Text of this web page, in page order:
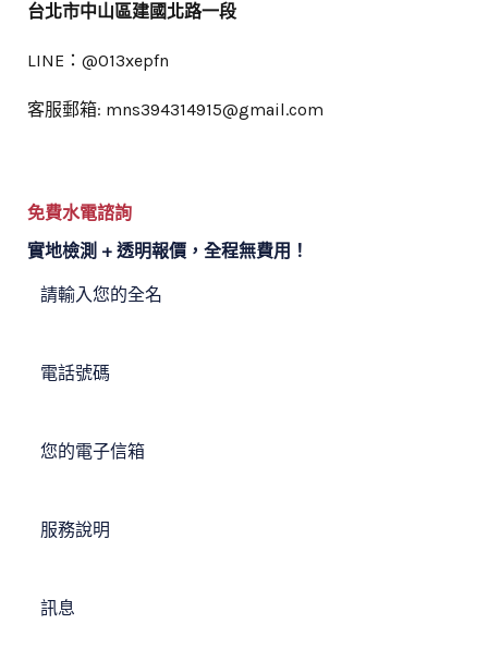
台北市中山區建國北路一段
LINE：@013xepfn
客服郵箱: mns394314915@gmail.com
免費水電諮詢
實地檢測 + 透明報價，全程無費用！